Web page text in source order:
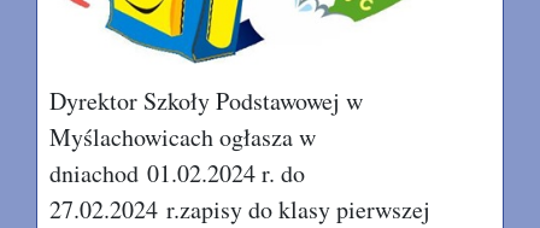
Dyrektor Szkoły Podstawowej w
Myślachowicach ogłasza w
dniachod 01.02.2024 r. do
27.02.2024 r.zapisy do klasy pierwszej